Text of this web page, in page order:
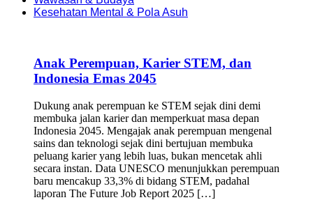
Kesehatan Mental & Pola Asuh
Anak Perempuan, Karier STEM, dan
Indonesia Emas 2045
Dukung anak perempuan ke STEM sejak dini demi
membuka jalan karier dan memperkuat masa depan
Indonesia 2045. Mengajak anak perempuan mengenal
sains dan teknologi sejak dini bertujuan membuka
peluang karier yang lebih luas, bukan mencetak ahli
secara instan. Data UNESCO menunjukkan perempuan
baru mencakup 33,3% di bidang STEM, padahal
laporan The Future Job Report 2025 […]